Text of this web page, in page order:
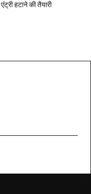
हटाने की तैयारी